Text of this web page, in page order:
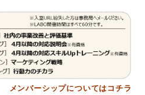
メンバーシップについてはコチラ